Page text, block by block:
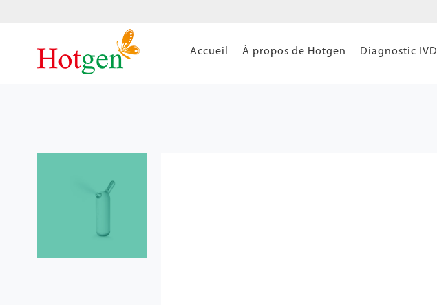
Accueil À propos de Hotgen Diagnostic IVD